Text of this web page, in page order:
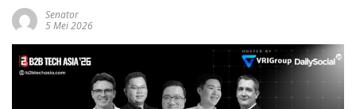
Senator
5 Mei 2026